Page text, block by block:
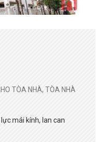
TÒA NHÀ, TÒA NHÀ
mái kính, lan can